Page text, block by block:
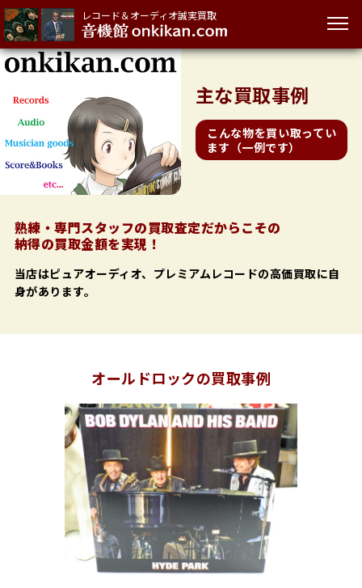
レコード＆オーディオ誠実買取
主な買取事例
こんな物を買い取ってい
ます（一例です）
熟練・専門スタッフの買取査定だからこその
納得の買取金額を実現！
当店はピュアオーディオ、プレミアムレコードの高価買取に自
身があります。
オールドロックの買取事例